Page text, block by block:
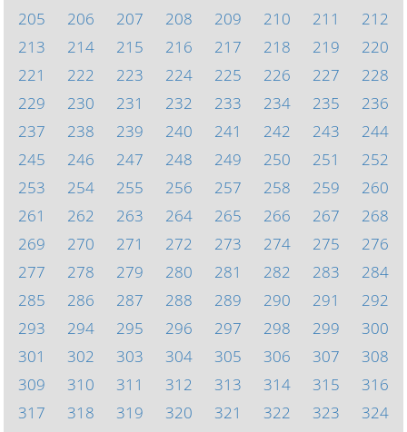
205
206 207 208 209 210 211
212
213
214 215 216 217 218 219
220
221
222 223 224 225 226 227
228
229
230 231 232 233 234 235
236
237
238 239 240 241 242 243
244
245
246 247 248 249 250 251
252
253
254 255 256 257 258 259
260
261
262 263 264 265 266 267
268
269
270 271 272 273 274 275
276
277
278 279 280 281 282 283
284
285
286 287 288 289 290 291
292
293
294 295 296 297 298 299
300
301
302 303 304 305 306 307
308
309
310 311 312 313 314 315
316
317
318 319 320 321 322 323
324